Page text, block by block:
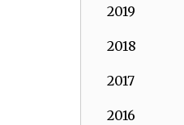
2019
2018
2017
2016